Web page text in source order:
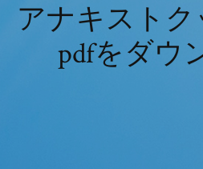
アナキスト
pdfをダウ